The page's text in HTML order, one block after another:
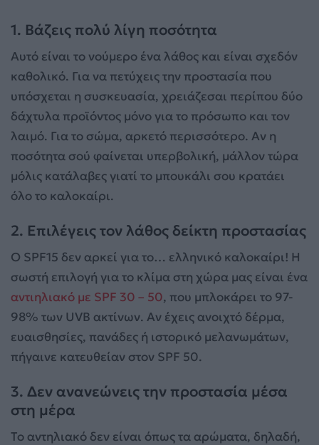
1. Βάζεις πολύ λίγη ποσότητα
Αυτό είναι το νούμερο ένα λάθος και είναι σχεδόν
καθολικό. Για να πετύχεις την προστασία που
υπόσχεται η συσκευασία, χρειάζεσαι περίπου δύο
δάχτυλα προϊόντος μόνο για το πρόσωπο και τον
λαιμό. Για το σώμα, αρκετό περισσότερο. Αν η
ποσότητα σού φαίνεται υπερβολική, μάλλον τώρα
μόλις κατάλαβες γιατί το μπουκάλι σου κρατάει
όλο το καλοκαίρι.
2. Επιλέγεις τον λάθος δείκτη προστασίας
Ο SPF15 δεν αρκεί για το… ελληνικό καλοκαίρι! Η
σωστή επιλογή για το κλίμα στη χώρα μας είναι ένα
αντιηλιακό με SPF 30 – 50, που μπλοκάρει το 97-
98% των UVB ακτίνων. Αν έχεις ανοιχτό δέρμα,
ευαισθησίες, πανάδες ή ιστορικό μελανωμάτων,
πήγαινε κατευθείαν στον SPF 50.
3. Δεν ανανεώνεις την προστασία μέσα
στη μέρα
Το αντηλιακό δεν είναι όπως τα αρώματα, δηλαδή,